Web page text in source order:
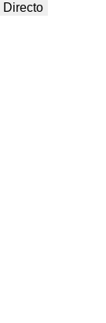
Directo